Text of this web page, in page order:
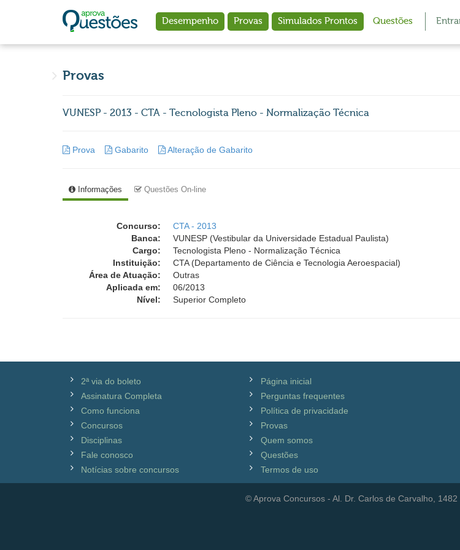
Desempenho Provas Simulados Prontos Questões
Provas
VUNESP - 2013 - CTA - Tecnologista Pleno - Normalização Técnica
Prova Gabarito Alteração de Gabarito
Informações Questões On-line
Concurso:
CTA - 2013
Banca:
VUNESP (Vestibular da Universidade Estadual Paulista)
Cargo:
Tecnologista Pleno - Normalização Técnica
Instituição:
CTA (Departamento de Ciência e Tecnologia Aeroespacial)
Área de Atuação:
Outras
Aplicada em:
06/2013
Nível:
Superior Completo
2ª via do boleto
Assinatura Completa
Como funciona
Concursos
Disciplinas
Fale conosco
Notícias sobre concursos
Página inicial
Perguntas frequentes
Política de privacidade
Provas
Quem somos
Questões
Termos de uso
© Aprova Concursos - Al. Dr. Carlos de Carvalho, 1482